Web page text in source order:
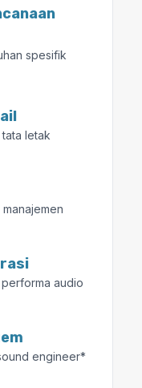
spesifik
letak
audio
engineer*